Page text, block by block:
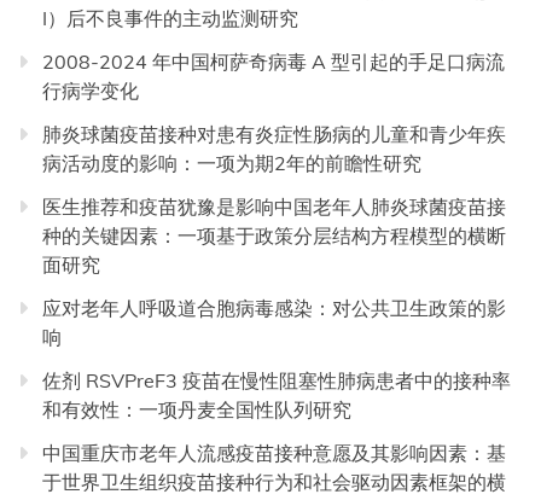
I）后不良事件的主动监测研究
2008-2024 年中国柯萨奇病毒 A 型引起的手足口病流
行病学变化
肺炎球菌疫苗接种对患有炎症性肠病的儿童和青少年疾
病活动度的影响：一项为期2年的前瞻性研究
医生推荐和疫苗犹豫是影响中国老年人肺炎球菌疫苗接
种的关键因素：一项基于政策分层结构方程模型的横断
面研究
应对老年人呼吸道合胞病毒感染：对公共卫生政策的影
响
佐剂 RSVPreF3 疫苗在慢性阻塞性肺病患者中的接种率
和有效性：一项丹麦全国性队列研究
中国重庆市老年人流感疫苗接种意愿及其影响因素：基
于世界卫生组织疫苗接种行为和社会驱动因素框架的横